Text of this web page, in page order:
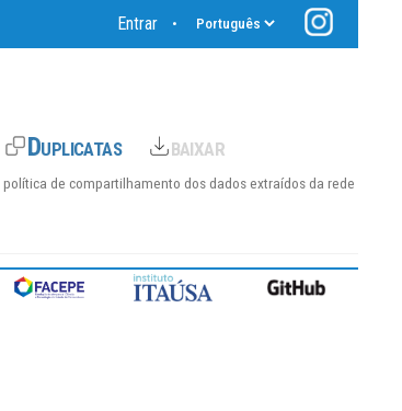
Entrar •
política de compartilhamento dos dados extraídos da rede